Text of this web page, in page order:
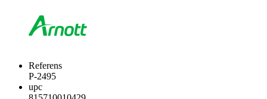
Referens
P-2495
upc